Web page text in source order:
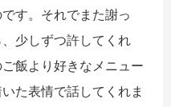
す。それでまた謝っ
少しずつ許してくれ
飯より好きなメニュー
た表情で話してくれま